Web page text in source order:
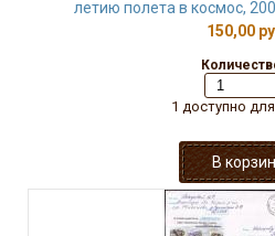
летию полета в космос,
150,00
1 доступно